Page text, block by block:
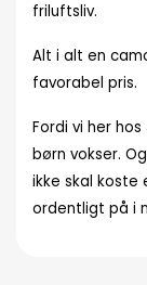
friluftsliv.
Alt i alt en
favorabel pris.
Fordi vi her
børn vokser.
ikke skal
ordentligt på i